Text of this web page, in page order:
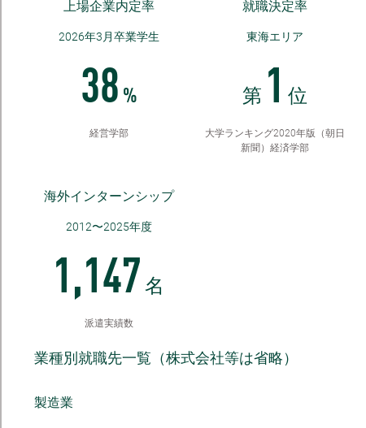
上場企業内定率
2026年3月卒業学生
38 %
経営学部
就職決定率
東海エリア
第 1 位
大学ランキング2020年版（朝日
新聞）経済学部
海外インターンシップ
2012〜2025年度
1,147 名
派遣実績数
業種別就職先一覧（株式会社等は省略）
製造業